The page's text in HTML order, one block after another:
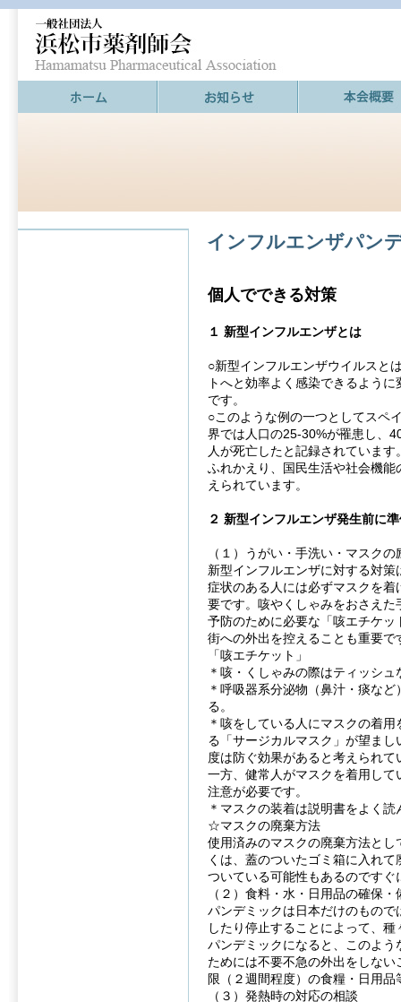
インフルエンザパン
個人でできる対策
１ 新型インフルエンザとは
○新型インフルエンザウイルスと
トへと効率よく感染できるよう
です。
○このような例の一つとしてスペ
界では人口の25-30%が罹患し、
人が死亡したと記録されていま
ふれかえり、国民生活や社会機
えられています。
２ 新型インフルエンザ発生前に
（１）うがい・手洗い・マスクの
新型インフルエンザに対する対
症状のある人には必ずマスクを
要です。咳やくしゃみをおさえ
予防のために必要な「咳エチケ
街への外出を控えることも重要で
「咳エチケット」
＊咳・くしゃみの際はティッシ
＊呼吸器系分泌物（鼻汁・痰な
る。
＊咳をしている人にマスクの着
る「サージカルマスク」が望ま
度は防ぐ効果があると考えられて
一方、健常人がマスクを着用し
注意が必要です。
＊マスクの装着は説明書をよく
☆マスクの廃棄方法
使用済みのマスクの廃棄方法と
くは、蓋のついたゴミ箱に入れ
ついている可能性もあるのです
（２）食料・水・日用品の確保・
パンデミックは日本だけのもの
したり停止することによって、
パンデミックになると、このよ
ためには不要不急の外出をしな
限（２週間程度）の食糧・日用
（３）発熱時の対応の相談